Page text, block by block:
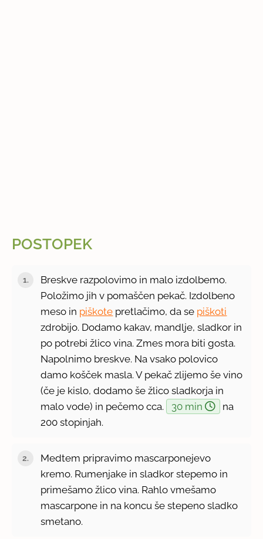
POSTOPEK
Breskve razpolovimo in malo izdolbemo.
Položimo jih v pomaščen pekač. Izdolbeno
meso in piškote pretlačimo, da se piškoti
zdrobijo. Dodamo kakav, mandlje, sladkor in
po potrebi žlico vina. Zmes mora biti gosta.
Napolnimo breskve. Na vsako polovico
damo košček masla. V pekač zlijemo še vino
(če je kislo, dodamo še žlico sladkorja in
malo vode) in pečemo cca.
30 min
na
200 stopinjah.
Medtem pripravimo mascarponejevo
kremo. Rumenjake in sladkor stepemo in
primešamo žlico vina. Rahlo vmešamo
mascarpone in na koncu še stepeno sladko
smetano.